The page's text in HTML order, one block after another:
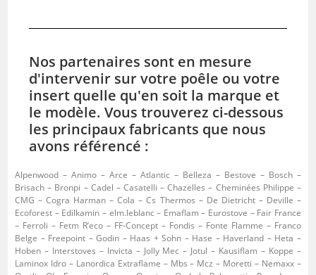
Nos partenaires sont en mesure
d'intervenir sur votre poêle ou votre
insert quelle qu'en soit la marque et
le modèle. Vous trouverez ci-dessous
les principaux fabricants que nous
avons référencé :
Alpenwood – Animo – Arce – Atlantic – Belleza – Bestove – Bosch –
Brisach – Bronpi – Cadel – Casatelli – Chazelles – Cheminées Philippe –
CMG – Cogra Harman – Cola – Cs Thermos – De Dietricht – Deville –
Ecoforest – Edilkamin – elm.leblanc – Emaflam – Eurostove – Fair France
– Ferroli – Fetm R’eco – FF-Concept – Fondis – Fonte Flamme – Franco
Belge – Freepoint – Godin – Haas + Sohn – Hase – Haverland – Heta –
Hoben – Interstoves – Invicta – Jolly Mec – Jotul – Kausiflam – Koppe –
Laminox Idro – Lanordica Extraflame – Mbs – Mcz – Moretti – Nemaxx –